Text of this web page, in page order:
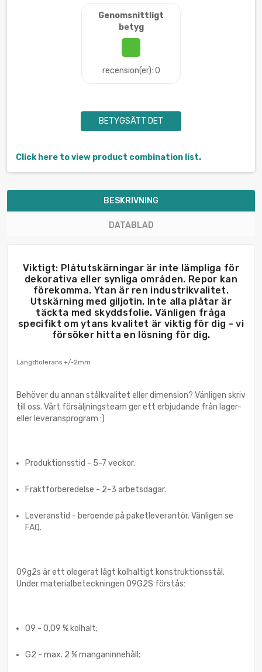
Genomsnittligt
betyg
recension(er): 0
BETYGSÄTT DET
Click here to view product combination list.
BESKRIVNING
DATABLAD
Viktigt: Plåtutskärningar är inte lämpliga för
dekorativa eller synliga områden. Repor kan
förekomma. Ytan är ren industrikvalitet.
Utskärning med giljotin. Inte alla plåtar är
täckta med skyddsfolie. Vänligen fråga
specifikt om ytans kvalitet är viktig för dig - vi
försöker hitta en lösning för dig.
Längdtolerans +/-2mm
Behöver du annan stålkvalitet eller dimension? Vänligen skriv
till oss. Vårt försäljningsteam ger ett erbjudande från lager-
eller leveransprogram :)
Produktionsstid - 5-7 veckor.
Fraktförberedelse - 2-3 arbetsdagar.
Leveranstid - beroende på paketleverantör. Vänligen se
FAQ.
09g2s är ett olegerat lågt kolhaltigt konstruktionsstål.
Under materialbeteckningen 09G2S förstås:
09 - 0,09 % kolhalt;
G2 - max. 2 % manganinnehåll;